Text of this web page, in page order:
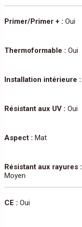
Primer/Primer + : Oui
Thermoformable : Oui
Installation intérieure :
Résistant aux UV : Oui
Aspect : Mat
Résistant aux rayures :
Moyen
CE : Oui